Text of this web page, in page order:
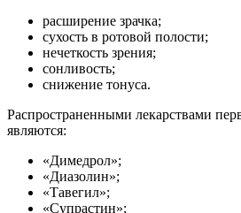
расширение зрачка;
сухость в ротовой полости;
нечеткость зрения;
сонливость;
снижение тонуса.
Распространенными лекарствами
являются:
«Димедрол»;
«Диазолин»;
«Тавегил»;
«Супрастин»;